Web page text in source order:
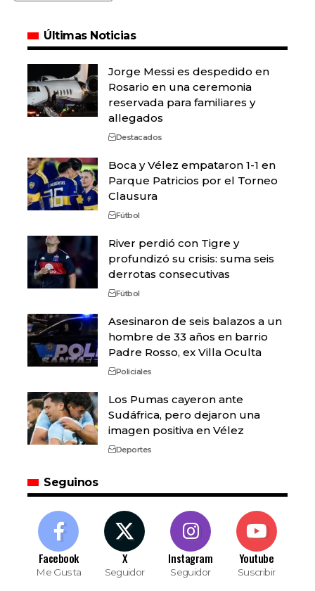
Últimas Noticias
Jorge Messi es despedido en
Rosario en una ceremonia
reservada para familiares y
allegados
Destacados
Boca y Vélez empataron 1-1 en
Parque Patricios por el Torneo
Clausura
Fútbol
River perdió con Tigre y
profundizó su crisis: suma seis
derrotas consecutivas
Fútbol
Asesinaron de seis balazos a un
hombre de 33 años en barrio
Padre Rosso, ex Villa Oculta
Policiales
Los Pumas cayeron ante
Sudáfrica, pero dejaron una
imagen positiva en Vélez
Deportes
Seguinos
Facebook
Me Gusta
X
Seguidor
Instagram
Seguidor
Youtube
Suscribir